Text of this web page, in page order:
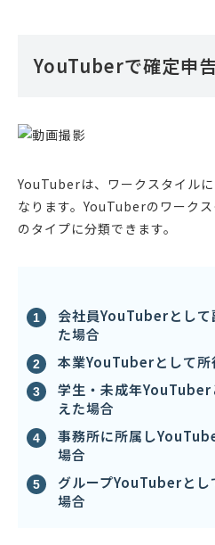
YouTuberで確定申
YouTuberは、ワークスタイル
なります。YouTuberのワーク
のタイプに分類できます。
会社員YouTuberとし
た場合
本業YouTuberとして
学生・未成年
えた場合
事務所に所属し
場合
グループYouTuberと
場合